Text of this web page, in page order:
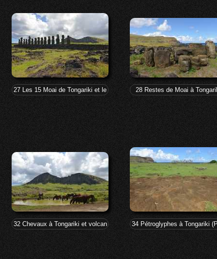
27 Les 15 Moai de Tongariki et le Rano Raraku d'où ils ont été tirés
28 Restes de Moai à
32 Chevaux à Tongariki et volcan Rano Raraku34 Pétroglyphes à Tongariki